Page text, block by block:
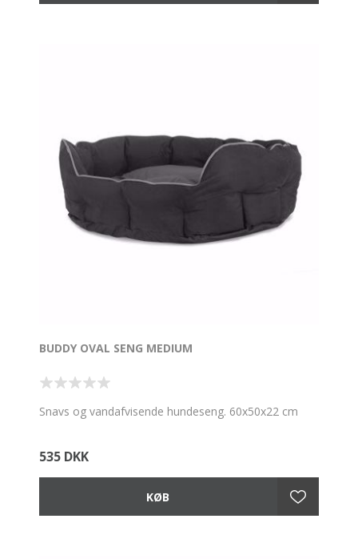
BUDDY OVAL SENG MEDIUM
Snavs og vandafvisende hundeseng. 60x50x22 cm
535 DKK